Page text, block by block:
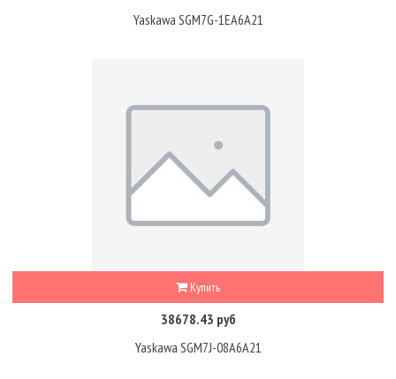
Yaskawa SGM7G-1EA6A21
Купить
38678.43 руб
Yaskawa SGM7J-08A6A21